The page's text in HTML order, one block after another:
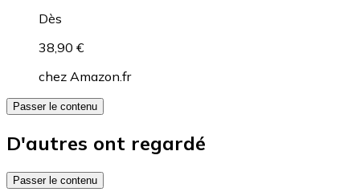
Dès
38,90 €
chez Amazon.fr
Passer le contenu
D'autres ont regardé
Passer le contenu